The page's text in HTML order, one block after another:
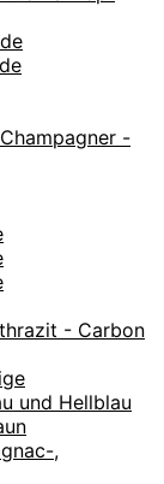
-
- Carbon
und Hellblau
,